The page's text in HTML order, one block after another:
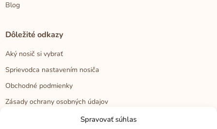
Spravovať súhlas
Blog
Dôležité odkazy
Aký nosič si vybrať
Sprievodca nastavením nosiča
Obchodné podmienky
Zásady ochrany osobných údajov